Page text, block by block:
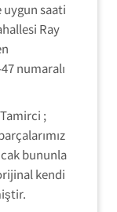
uygun saati
Ray
numaralı
;
bununla
kendi